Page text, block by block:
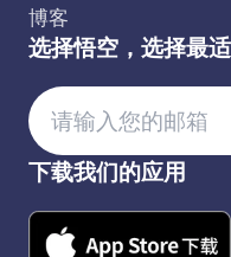
博客
选择悟空，选择最
下载我们的应用